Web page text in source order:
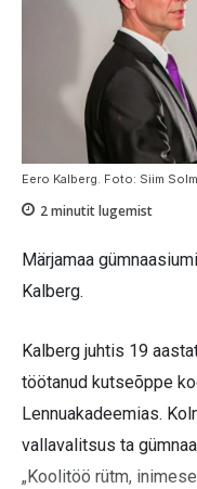
Eero Kalberg. Foto: Siim
2minutit lugemist
Märjamaa
Kalberg.
Kalberg juhtis 19
töötanud kutseõppe
Lennuakadeemias.
vallavalitsus ta
„Koolitöö rütm,